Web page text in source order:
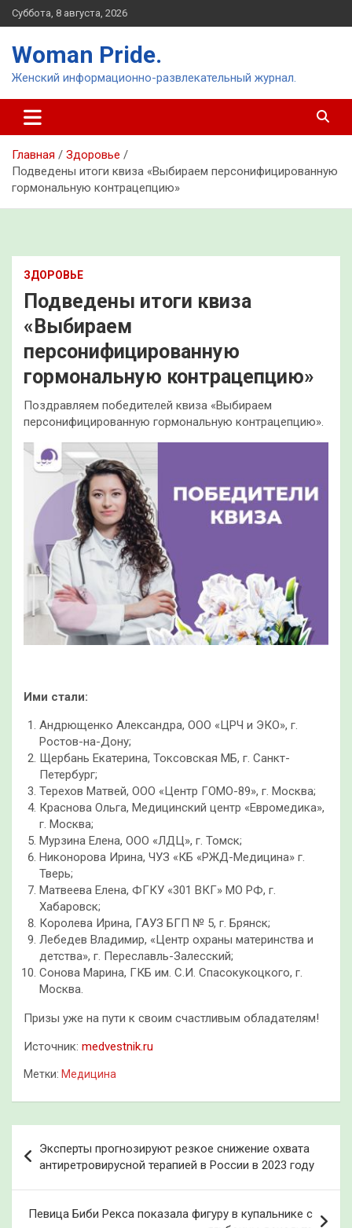
Перейти
к
Суббота, 8 августа, 2026
Woman Pride.
Женский информационно-развлекательный журнал.
Главная
Здоровье
Подведены итоги квиза «Выбираем персонифицированную
гормональную контрацепцию»
ЗДОРОВЬЕ
Подведены итоги квиза
«Выбираем
персонифицированную
гормональную контрацепцию»
Поздравляем победителей квиза «Выбираем
персонифицированную гормональную контрацепцию».
Ими стали:
Андрющенко Александра, ООО «ЦРЧ и ЭКО», г.
Ростов-на-Дону;
Щербань Екатерина, Токсовская МБ, г. Санкт-
Петербург;
Терехов Матвей, ООО «Центр ГОМО-89», г. Москва;
Краснова Ольга, Медицинский центр «Евромедика»,
г. Москва;
Мурзина Елена, ООО «ЛДЦ», г. Томск;
Никонорова Ирина, ЧУЗ «КБ «РЖД-Медицина» г.
Тверь;
Матвеева Елена, ФГКУ «301 ВКГ» МО РФ, г.
Хабаровск;
Королева Ирина, ГАУЗ БГП № 5, г. Брянск;
Лебедев Владимир, «Центр охраны материнства и
детства», г. Переславль-Залесский;
Сонова Марина, ГКБ им. С.И. Спасокукоцкого, г.
Москва.
Призы уже на пути к своим счастливым обладателям!
Источник: medvestnik.ru
Метки: Медицина
по
записям
Эксперты прогнозируют резкое снижение охвата
антиретровирусной терапией в России в 2023 году
Певица Биби Рекса показала фигуру в купальнике с